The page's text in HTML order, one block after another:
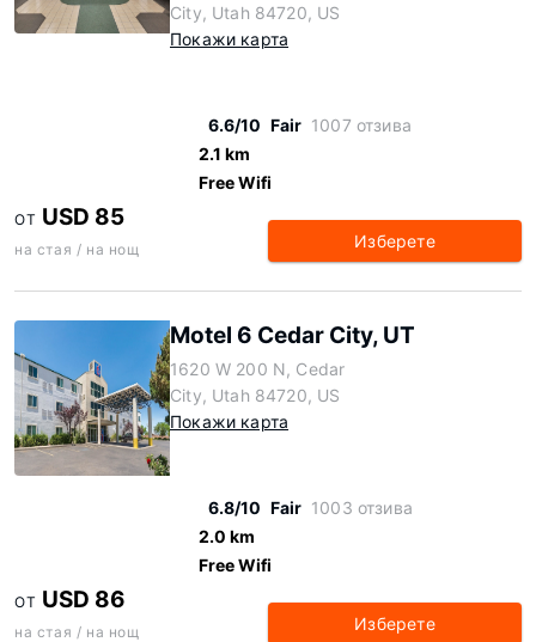
City, Utah 84720, US
Покажи карта
6.6/10 Fair 1007 отзива
2.1 km
Free Wifi
ОТ USD 85
на стая / на нощ Изберете
Motel 6 Cedar City, UT
1620 W 200 N, Cedar
City, Utah 84720, US
Покажи карта
6.8/10 Fair 1003 отзива
2.0 km
Free Wifi
ОТ USD 86
на стая / на нощ Изберете